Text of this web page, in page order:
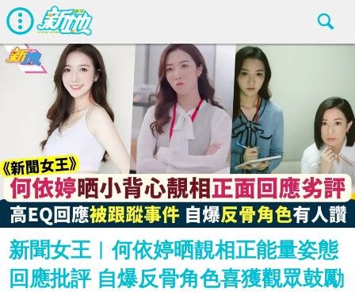
新聞女王︱何依婷晒靚相正能量姿態
回應批評 自爆反骨角色喜獲觀眾鼓勵